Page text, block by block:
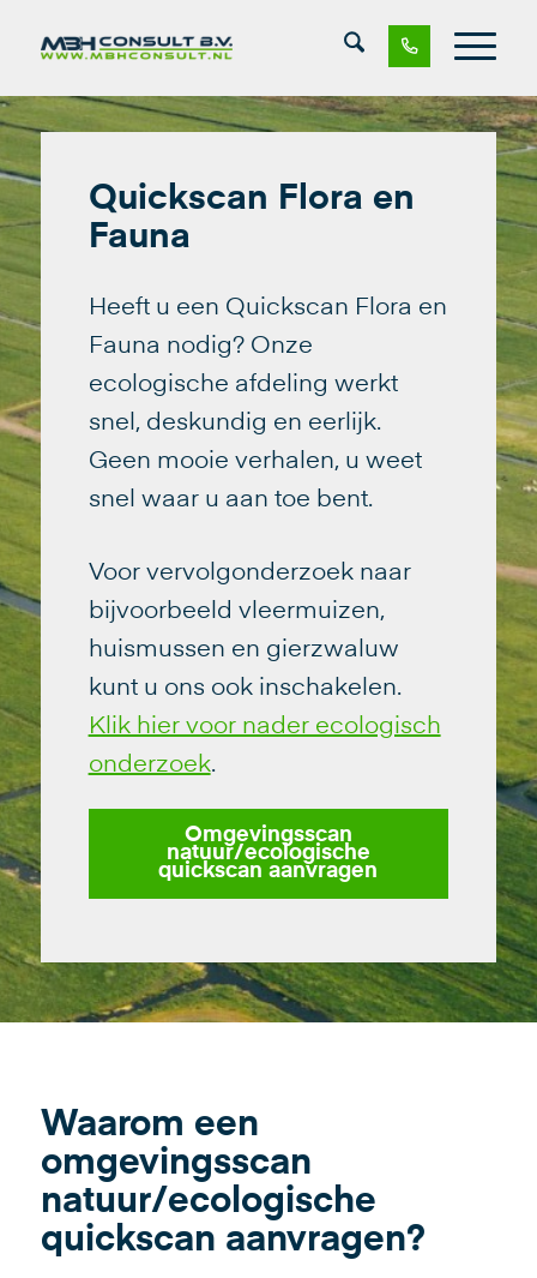
Quickscan Flora en
Fauna
Heeft u een Quickscan Flora en
Fauna nodig? Onze
ecologische afdeling werkt
snel, deskundig en eerlijk.
Geen mooie verhalen, u weet
snel waar u aan toe bent.
Voor vervolgonderzoek naar
bijvoorbeeld vleermuizen,
huismussen en gierzwaluw
kunt u ons ook inschakelen.
Klik hier voor nader ecologisch
onderzoek.
Omgevingsscan
natuur/ecologische
quickscan aanvragen
Waarom een
omgevingsscan
natuur/ecologische
quickscan aanvragen?